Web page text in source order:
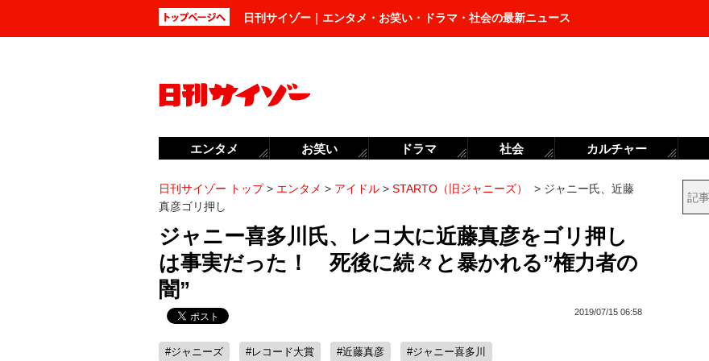
日刊サイゾー｜エンタメ・お笑い・ドラマ・社会の最新ニュース
日刊サイゾー トップ> エンタメ > アイドル > STARTO（旧ジャニーズ） > ジャニー氏、近藤
真彦ゴリ押し
ジャニー喜多川氏、レコ大に近藤真彦をゴリ押し
は事実だった！ 死後に続々と暴かれる”権力者の
闇”
2019/07/15 06:58
#ジャニーズ #レコード大賞 #近藤真彦 #ジャニー喜多川
エンタメ お笑い ドラマ 社会 カルチャー